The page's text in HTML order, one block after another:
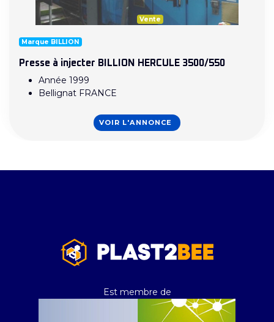
Vente
Marque BILLION
Presse à injecter BILLION HERCULE 3500/550
Année 1999
Bellignat FRANCE
VOIR L'ANNONCE
Est membre de